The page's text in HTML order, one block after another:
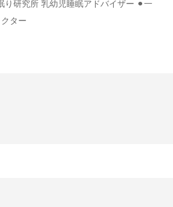
研究所 乳幼児睡眠アドバイザー ⚫︎一
ター